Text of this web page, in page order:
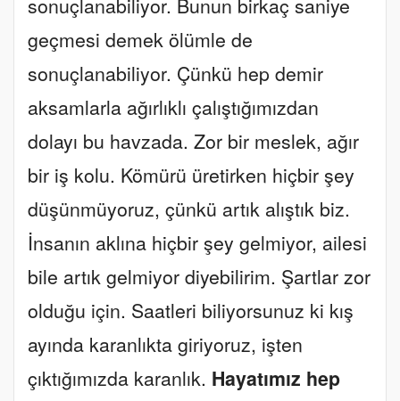
geçmesi demek ölümle de
sonuçlanabiliyor. Çünkü hep demir
aksamlarla ağırlıklı çalıştığımızdan
dolayı bu havzada. Zor bir meslek, ağır
bir iş kolu. Kömürü üretirken hiçbir şey
düşünmüyoruz, çünkü artık alıştık biz.
İnsanın aklına hiçbir şey gelmiyor, ailesi
bile artık gelmiyor diyebilirim. Şartlar zor
olduğu için. Saatleri biliyorsunuz ki kış
ayında karanlıkta giriyoruz, işten
çıktığımızda karanlık. Hayatımız hep